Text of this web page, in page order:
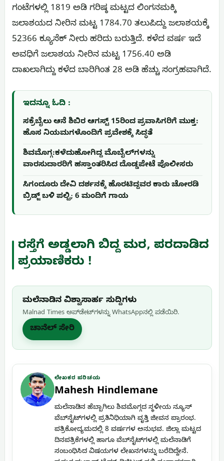
ಗಂಟೆಗಳಲ್ಲಿ 1819 ಅಡಿ ಗರಿಷ್ಠ ಮಟ್ಟದ ಲಿಂಗನಮಕ್ಕಿ
ಜಲಾಶಯದ ನೀರಿನ ಮಟ್ಟ 1784.70 ತಲುಪಿದ್ದು ಜಲಾಶಯಕ್ಕೆ
52366 ಕ್ಯೂಸೆಕ್ ನೀರು ಹರಿದು ಬರುತ್ತಿದೆ. ಕಳೆದ ವರ್ಷ ಇದೆ
ಅವಧಿಗೆ ಜಲಾಶಯ ನೀರಿನ ಮಟ್ಟ 1756.40 ಅಡಿ
ದಾಖಲಾಗಿದ್ದು ಕಳೆದ ಬಾರಿಗಿಂತ 28 ಅಡಿ ಹೆಚ್ಚು ಸಂಗ್ರಹವಾಗಿದೆ.
ಇದನ್ನೂ ಓದಿ :
ಸಕ್ರೆಬೈಲು ಆನೆ ಶಿಬಿರ ಆಗಸ್ಟ್ 15ರಿಂದ ಪ್ರವಾಸಿಗರಿಗೆ ಮುಕ್ತ:
ಹೊಸ ನಿಯಮಗಳೊಂದಿಗೆ ಪ್ರವೇಶಕ್ಕೆ ಸಿದ್ಧತೆ
ಶಿವಮೊಗ್ಗ:ಕಳೆದುಹೋಗಿದ್ದ ಮೊಬೈಲ್‌ಗಳನ್ನು
ವಾರಸುದಾರರಿಗೆ ಹಸ್ತಾಂತರಿಸಿದ ದೊಡ್ಡಪೇಟೆ ಪೊಲೀಸರು
ಸಿಗಂದೂರು ದೇವಿ ದರ್ಶನಕ್ಕೆ ಹೊರಟಿದ್ದವರ ಕಾರು ಚೋರಡಿ
ಬ್ರಿಡ್ಜ್ ಬಳಿ ಪಲ್ಟಿ; 6 ಮಂದಿಗೆ ಗಾಯ
ರಸ್ತೆಗೆ ಅಡ್ಡಲಾಗಿ ಬಿದ್ದ ಮರ, ಪರದಾಡಿದ
ಪ್ರಯಾಣಿಕರು !
ಮಲೆನಾಡಿನ ವಿಶ್ವಾಸಾರ್ಹ ಸುದ್ದಿಗಳು
Malnad Times ಅಪ್‌ಡೇಟ್‌ಗಳನ್ನು WhatsApp‌ನಲ್ಲಿ ಪಡೆಯಿರಿ.
ಚಾನೆಲ್ ಸೇರಿ
ಲೇಖಕರ ಪರಿಚಯ
Mahesh Hindlemane
ಮಲೆನಾಡಿನ ಹೆಬ್ಬಾಗಿಲು ಶಿವಮೊಗ್ಗದ ಸ್ಥಳೀಯ ನ್ಯೂಸ್
ವೆಬ್‌ಸೈಟ್‌ಗಳಲ್ಲಿ ಪ್ರತಿನಿಧಿಯಾಗಿ ವೃತ್ತಿ ಜೀವನ ಪ್ರಾರಂಭ.
ಪತ್ರಿಕೋದ್ಯಮದಲ್ಲಿ 8 ವರ್ಷಗಳ ಅನುಭವ. ಜಿಲ್ಲಾ ಮಟ್ಟದ
ದಿನಪತ್ರಿಕೆಗಳಲ್ಲಿ ಹಾಗೂ ವೆಬ್‌ಸೈಟ್‌ಗಳಲ್ಲಿ ಮಲೆನಾಡಿಗೆ
ಸಂಬಂಧಿಸಿದ ವಿಷಯಗಳ ಲೇಖನಗಳನ್ನು ಬರೆದಿದ್ದೇನೆ.